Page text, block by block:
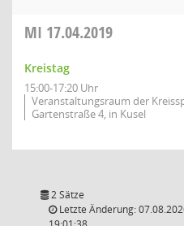
MI 17.04.2019
Kreistag
15:00-17:20 Uhr
Veranstaltungsraum der
Gartenstraße 4, in Kusel
2 Sätze
Letzte Änderung: